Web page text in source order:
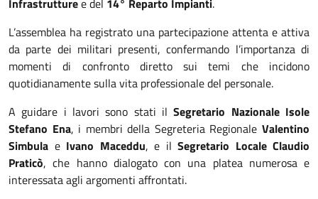
Infrastrutturee del 14° Reparto Impianti.
L’assemblea ha registrato una partecipazione attenta e attiva
da parte dei militari presenti, confermando l’importanza di
momenti di confronto diretto sui temi che incidono
quotidianamente sulla vita professionale del personale.
A guidare i lavori sono stati ilSegretario Nazionale Isole
Stefano Ena, i membri della Segreteria RegionaleValentino
Simbula e Ivano Maceddu, e il Segretario Locale Claudio
Praticò, che hanno dialogato con una platea numerosa e
interessata agli argomenti affrontati.